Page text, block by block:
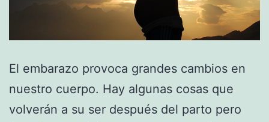
El embarazo provoca grandes cambios en
nuestro cuerpo. Hay algunas cosas que
volverán a su ser después del parto pero